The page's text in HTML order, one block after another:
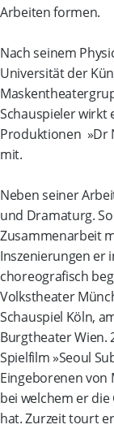
Arbeiten formen.
Nach seinem
Universität der
Schauspieler
Produktionen »Dr
mit.
Neben seiner
und Dramaturg.
Zusammenarbeit
Inszenierungen er
choreografisch
Volkstheater
Schauspiel Köln,
Burgtheater Wien.
Spielfilm »Seoul
Eingeborenen von
bei welchem er
hat. Zurzeit tourt